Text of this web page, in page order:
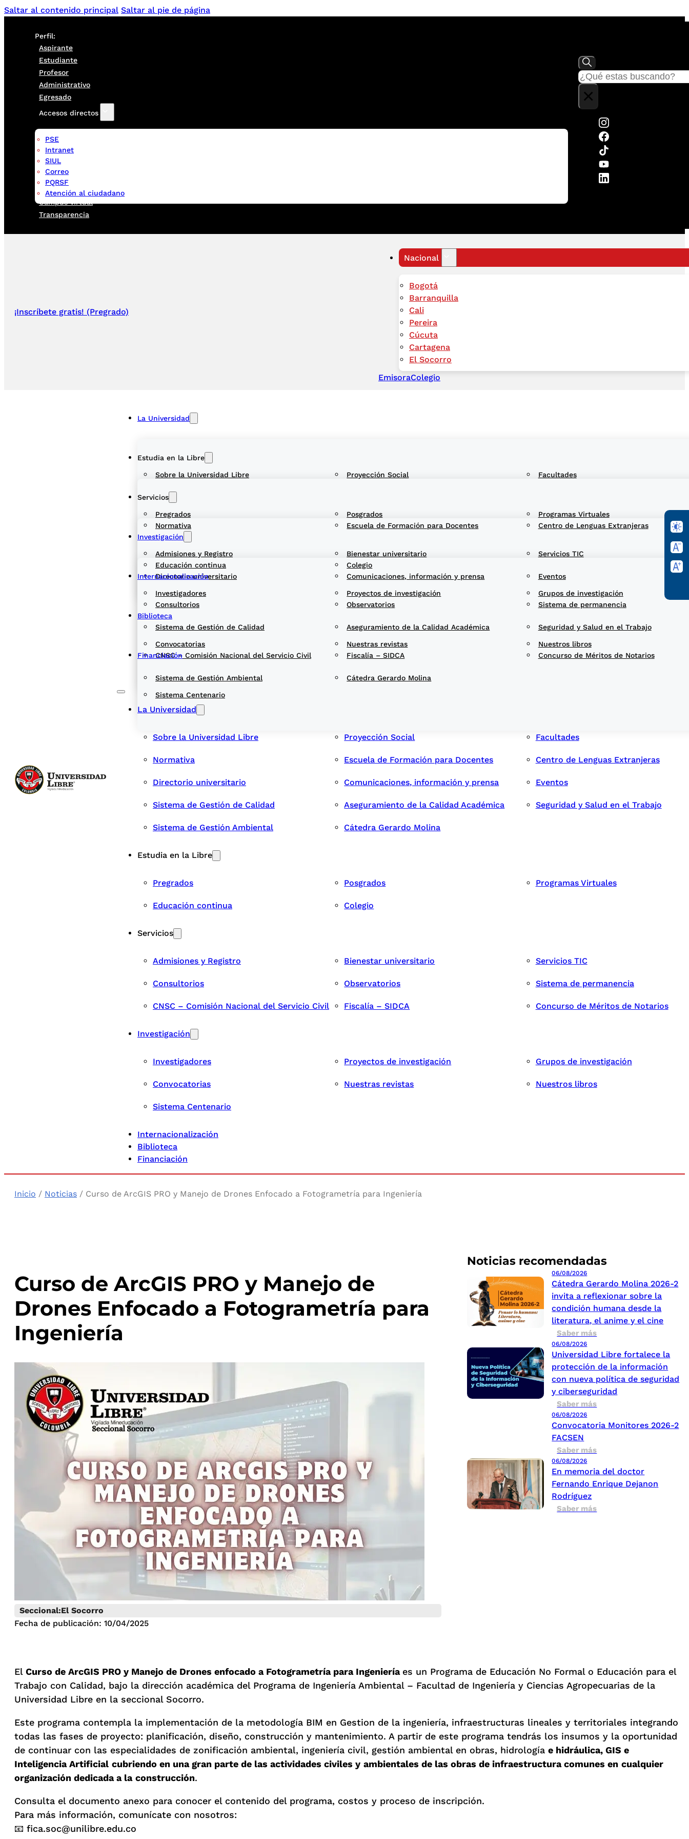
Saltar al contenido principal Saltar al pie de página
Perfil:
Aspirante
Estudiante
Profesor
Administrativo
Egresado
Accesos directos
PSE
Intranet
SIUL
Correo
PQRSF
Atención al ciudadano
Campus virtual
Transparencia
Buscar
×
¡Inscríbete gratis! (Pregrado)
Nacional
Bogotá
Barranquilla
Cali
Pereira
Cúcuta
Cartagena
El Socorro
EmisoraColegio
La Universidad
Sobre la Universidad Libre Proyección Social Facultades
Normativa Escuela de Formación para Docentes Centro de Lenguas Extranjeras
Directorio universitario Comunicaciones, información y prensa Eventos
Sistema de Gestión de Calidad Aseguramiento de la Calidad Académica Seguridad y Salud en el Trabajo
Sistema de Gestión Ambiental Cátedra Gerardo Molina
Estudia en la Libre
Pregrados Posgrados Programas Virtuales
Educación continua Colegio
Servicios
Admisiones y Registro Bienestar universitario Servicios TIC
Consultorios Observatorios Sistema de permanencia
CNSC – Comisión Nacional del Servicio Civil Fiscalía – SIDCA Concurso de Méritos de Notarios
Investigación
Investigadores Proyectos de investigación Grupos de investigación
Convocatorias Nuestras revistas Nuestros libros
Sistema Centenario
Internacionalización
Biblioteca
Financiación
La Universidad
Sobre la Universidad Libre Proyección Social Facultades
Normativa Escuela de Formación para Docentes Centro de Lenguas Extranjeras
Directorio universitario Comunicaciones, información y prensa Eventos
Sistema de Gestión de Calidad Aseguramiento de la Calidad Académica Seguridad y Salud en el Trabajo
Sistema de Gestión Ambiental Cátedra Gerardo Molina
Estudia en la Libre
Pregrados Posgrados Programas Virtuales
Educación continua Colegio
Servicios
Admisiones y Registro Bienestar universitario Servicios TIC
Consultorios Observatorios Sistema de permanencia
CNSC – Comisión Nacional del Servicio Civil Fiscalía – SIDCA Concurso de Méritos de Notarios
Investigación
Investigadores Proyectos de investigación Grupos de investigación
Convocatorias Nuestras revistas Nuestros libros
Sistema Centenario
Internacionalización
Biblioteca
Financiación
Inicio / Noticias / Curso de ArcGIS PRO y Manejo de Drones Enfocado a Fotogrametría para Ingeniería
Curso de ArcGIS PRO y Manejo de
Drones Enfocado a Fotogrametría para
Ingeniería
Seccional:El Socorro
Fecha de publicación: 10/04/2025
Noticias recomendadas
06/08/2026
Cátedra Gerardo Molina 2026-2
invita a reflexionar sobre la
condición humana desde la
literatura, el anime y el cine
Saber más
06/08/2026
Universidad Libre fortalece la
protección de la información
con nueva política de seguridad
y ciberseguridad
Saber más
06/08/2026
Convocatoria Monitores 2026-2
FACSEN
Saber más
06/08/2026
En memoria del doctor
Fernando Enrique Dejanon
Rodríguez
Saber más
El Curso de ArcGIS PRO y Manejo de Drones enfocado a Fotogrametría para Ingeniería es un Programa de Educación No Formal o Educación para el
Trabajo con Calidad, bajo la dirección académica del Programa de Ingeniería Ambiental – Facultad de Ingeniería y Ciencias Agropecuarias de la
Universidad Libre en la seccional Socorro.
Este programa contempla la implementación de la metodología BIM en Gestion de la ingeniería, infraestructuras lineales y territoriales integrando
todas las fases de proyecto: planificación, diseño, construcción y mantenimiento. A partir de este programa tendrás los insumos y la oportunidad
de continuar con las especialidades de zonificación ambiental, ingeniería civil, gestión ambiental en obras, hidrología e hidráulica, GIS e
Inteligencia Artificial cubriendo en una gran parte de las actividades civiles y ambientales de las obras de infraestructura comunes en cualquier
organización dedicada a la construcción.
Consulta el documento anexo para conocer el contenido del programa, costos y proceso de inscripción.
Para más información, comunícate con nosotros:
📧 fica.soc@unilibre.edu.co